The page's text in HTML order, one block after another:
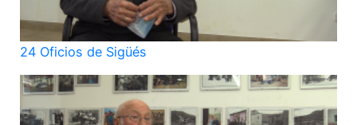
24 Oficios de Sigüés